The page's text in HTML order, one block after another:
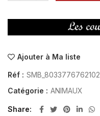
Ajouter à Ma liste
Réf : SMB_8033776762102
Catégorie : ANIMAUX
Share